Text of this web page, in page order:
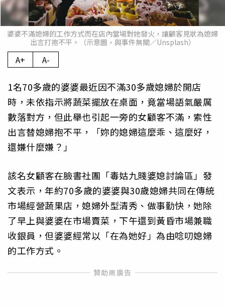
婆婆不滿媳婦的工作方式而在店內當場對她發火，讓顧客見狀為媳婦
出言打抱不平。（示意圖，與事件無關／Unsplash）
A+ A-
1名70多歲的婆婆最近因不滿30多歲媳婦於開店
時，未依指示將蔬菜擺放在桌面，竟當場語氣嚴厲
數落對方，但此舉也引起一旁的女顧客不滿，索性
出言替媳婦抱不平，「妳的媳婦這麼乖、這麼好，
還嫌什麼嫌？」
該名女顧客在臉書社團「毒姑九賤婆媳討論區」發
文表示，年約70多歲的婆婆與30歲媳婦共同在傳統
市場經營蔬果店，媳婦外型清秀、做事勤快，她除
了早上與婆婆在市場賣菜，下午還到黃昏市場兼職
收銀員，但婆婆經常以「在為她好」為由唸叨媳婦
的工作方式。